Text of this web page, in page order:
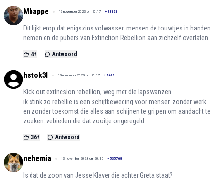
Mbappe 13 november 2023 om 20:17 + 93121
Dit lijkt erop dat enigszins volwassen mensen de touwtjes in handen
nemen en de pubers van Extinction Rebellion aan zichzelf overlaten.
4+ Antwoord
hstok3l 13 november 2023 om 20:17 + 5429
Kick out extincsion rebellion, weg met die lapswanzen.
ik stink zo rebellie is een schijtbeweging voor mensen zonder werk
en zonder toekomst die alles aan schijnen te grijpen om aandacht te
zoeken. vebieden die dat zooitje ongeregeld.
36+ Antwoord
nehemia 13 november 2023 om 20:15 + 535768
Is dat de zoon van Jesse Klaver die achter Greta staat?